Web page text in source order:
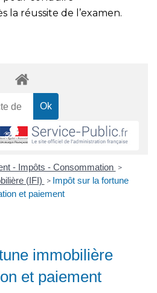
la réussite de l’examen.
- Impôts - Consommation >
(IFI) > Impôt sur la fortune
et paiement
immobilière
et paiement